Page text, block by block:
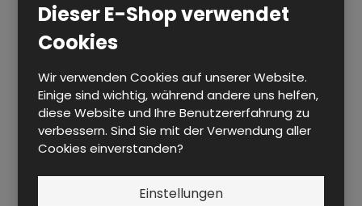
Dieser E-Shop verwendet
Cookies
Wir verwenden Cookies auf unserer Website.
Einige sind wichtig, während andere uns helfen,
diese Website und Ihre Benutzererfahrung zu
verbessern. Sind Sie mit der Verwendung aller
Cookies einverstanden?
Einstellungen
Bügeldurchmesser 6 -
Für das Abschließen
wird ein Riegel
mit Sicherheitshaken
verwendet, der die
das Ausbrechen der
Tür erhöht.